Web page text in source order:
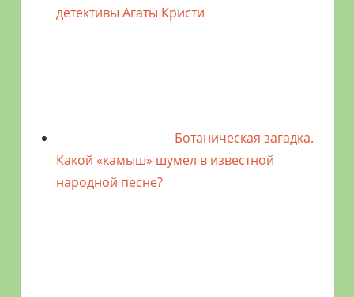
детективы Агаты Кристи
Ботаническая загадка.
Какой «камыш» шумел в известной
народной песне?